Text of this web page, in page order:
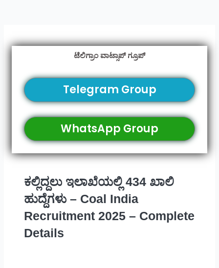
ಟೆಲಿಗ್ರಾಂ ವಾಟ್ಸಾಪ್ ಗ್ರೂಪ್
Telegram Group
WhatsApp Group
ಕಲ್ಲಿದ್ದಲು ಇಲಾಖೆಯಲ್ಲಿ 434 ಖಾಲಿ
ಹುದ್ದೆಗಳು – Coal India
Recruitment 2025 – Complete
Details